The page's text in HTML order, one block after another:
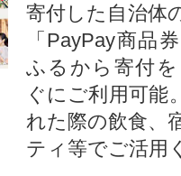
寄付した自治体
「PayPay商品
ふるから寄付
ぐにご利用可能
れた際の飲食、
ティ等でご活用